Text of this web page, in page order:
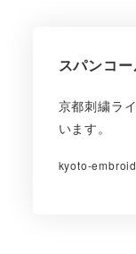
スパンコ
京都刺繍ラ
います。
kyoto-